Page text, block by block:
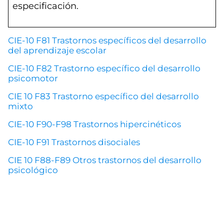
especificación.
CIE-10 F81 Trastornos específicos del desarrollo
del aprendizaje escolar
CIE-10 F82 Trastorno específico del desarrollo
psicomotor
CIE 10 F83 Trastorno específico del desarrollo
mixto
CIE-10 F90-F98 Trastornos hipercinéticos
CIE-10 F91 Trastornos disociales
CIE 10 F88-F89 Otros trastornos del desarrollo
psicológico